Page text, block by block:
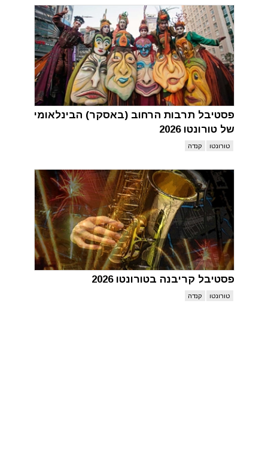
פסטיבל תרבות הרחוב (באסקר) הבינלאומי
של טורונטו 2026
טורונטו קנדה
פסטיבל קריבנה בטורונטו 2026
טורונטו קנדה